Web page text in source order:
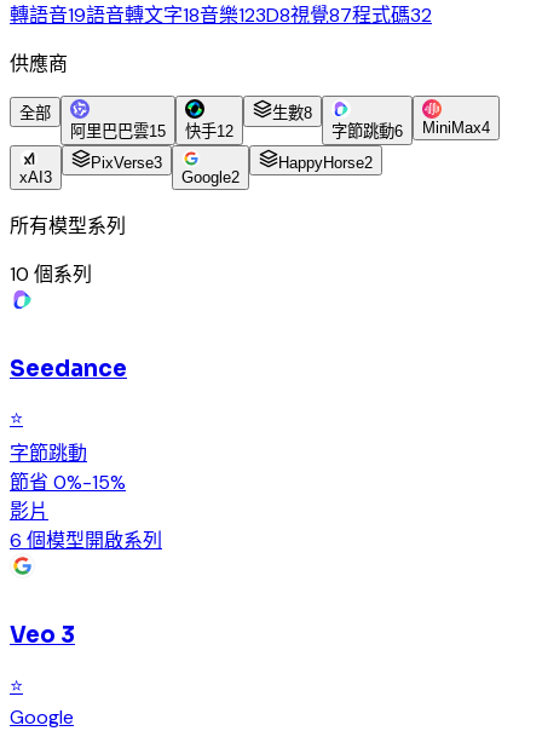
轉語音19語音轉文字18音樂123D8視覺87程式碼32
供應商
全部
阿里巴巴雲15 快手12
生數8
字節跳動6 MiniMax4
xAI 3
PixVerse3
Google2
HappyHorse2
所有模型系列
10 個系列
Seedance
⭐
字節跳動
節省 0%-15%
影片
6 個模型開啟系列
Veo 3
⭐
Google